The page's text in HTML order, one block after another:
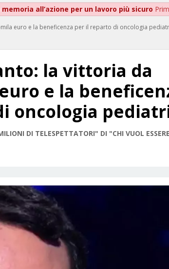
all’azione per un lavoro più sicuro
euro e la beneficenza per il reparto di oncologia
la vittoria da
e la
oncologia
DI TELESPETTATORI" DI "CHI VUOL ESSERE